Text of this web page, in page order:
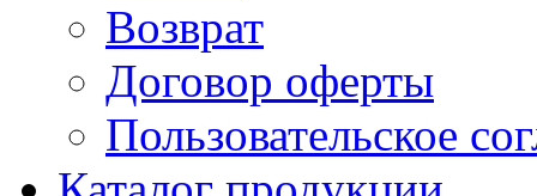
Возврат
Договор оферты
Пользовательское